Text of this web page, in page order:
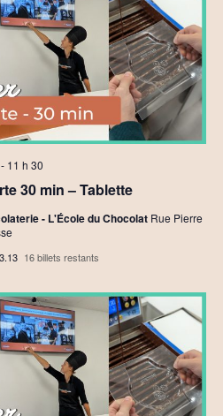
30 min – Tablette
- 11 h 30
- L'École du Chocolat Rue Pierre
16 billets restants